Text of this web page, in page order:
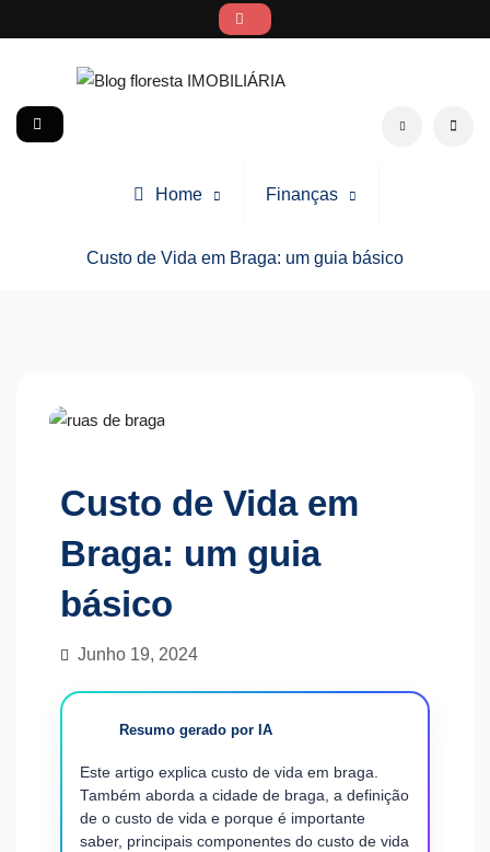
to
Blog floresta IMOBILIÁRIA Search social
Home Finanças
Custo de Vida em Braga: um guia básico
Custo de Vida em
Braga: um guia
básico
Junho 19, 2024
Resumo gerado por IA
Este artigo explica custo de vida em braga.
Também aborda a cidade de braga, a definição
de o custo de vida e porque é importante
saber, principais componentes do custo de vida